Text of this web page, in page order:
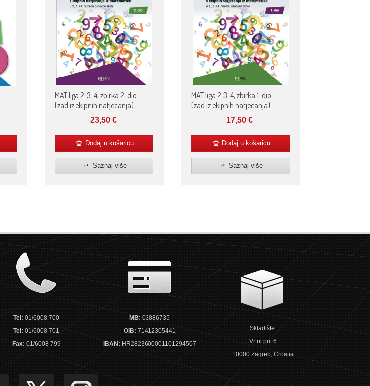
MAT liga 2-3-4, zbirka 2. dio
(zad.iz ekipnih natjecanja)
23,50 €
Dodaj u košaricu
Saznaj više
MAT liga 2-3-4, zbirka 1. dio
(zad.iz ekipnih natjecanja)
17,50€
Dodaj u košaricu
Saznaj više
Tel: 01/6008 700
Tel: 01/6008 701
Fax: 01/6008 799
MB: 03886735
OIB: 71412305441
IBAN: HR2823600001101294507
Skladište:
Vrtni put 6
10000 Zagreb, Croatia